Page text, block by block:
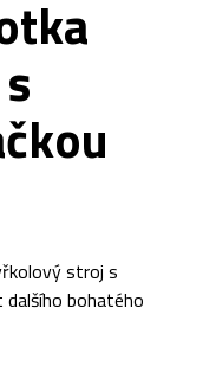
stroj s
bohatého